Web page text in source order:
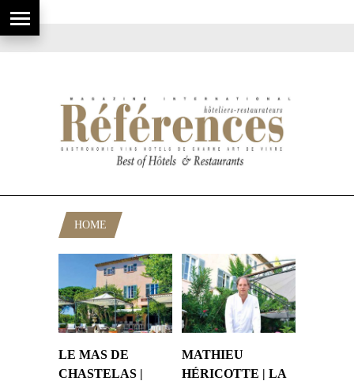
HOME
LE MAS DE
CHASTELAS |
MATHIEU
HÉRICOTTE | LA